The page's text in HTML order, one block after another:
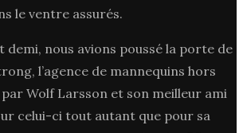
le ventre assurés.
demi, nous avions poussé la porte de
l’agence de mannequins hors
Wolf Larsson et son meilleur ami
celui-ci tout autant que pour sa